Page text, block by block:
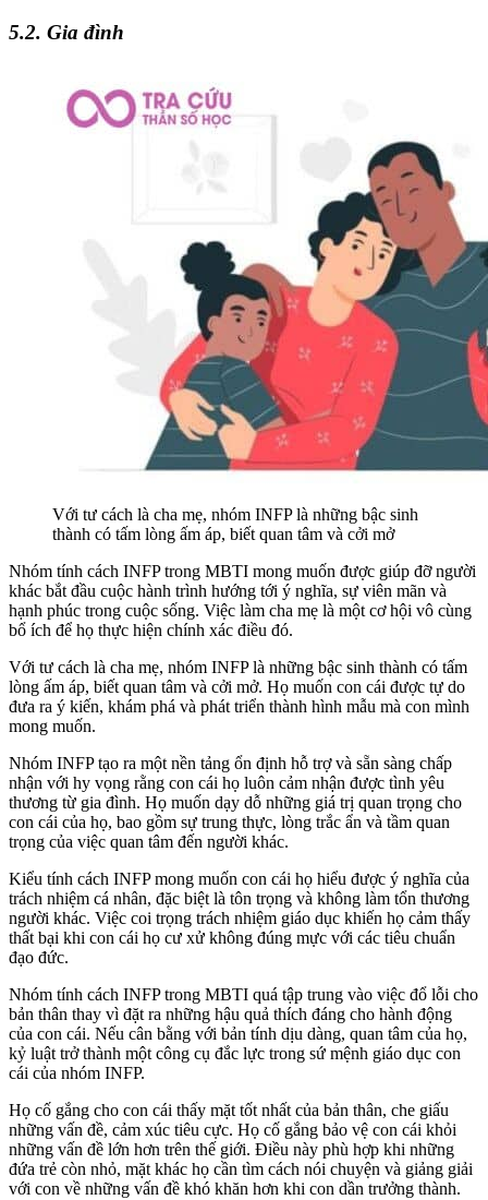
5.2. Gia đình
Với tư cách là cha mẹ, nhóm INFP là những bậc sinh
thành có tấm lòng ấm áp, biết quan tâm và cởi mở
Nhóm tính cách INFP trong MBTI mong muốn được giúp đỡ người
khác bắt đầu cuộc hành trình hướng tới ý nghĩa, sự viên mãn và
hạnh phúc trong cuộc sống. Việc làm cha mẹ là một cơ hội vô cùng
bổ ích để họ thực hiện chính xác điều đó.
Với tư cách là cha mẹ, nhóm INFP là những bậc sinh thành có tấm
lòng ấm áp, biết quan tâm và cởi mở. Họ muốn con cái được tự do
đưa ra ý kiến, khám phá và phát triển thành hình mẫu mà con mình
mong muốn.
Nhóm INFP tạo ra một nền tảng ổn định hỗ trợ và sẵn sàng chấp
nhận với hy vọng rằng con cái họ luôn cảm nhận được tình yêu
thương từ gia đình. Họ muốn dạy dỗ những giá trị quan trọng cho
con cái của họ, bao gồm sự trung thực, lòng trắc ẩn và tầm quan
trọng của việc quan tâm đến người khác.
Kiểu tính cách INFP mong muốn con cái họ hiểu được ý nghĩa của
trách nhiệm cá nhân, đặc biệt là tôn trọng và không làm tổn thương
người khác. Việc coi trọng trách nhiệm giáo dục khiến họ cảm thấy
thất bại khi con cái họ cư xử không đúng mực với các tiêu chuẩn
đạo đức.
Nhóm tính cách INFP trong MBTI quá tập trung vào việc đổ lỗi cho
bản thân thay vì đặt ra những hậu quả thích đáng cho hành động
của con cái. Nếu cân bằng với bản tính dịu dàng, quan tâm của họ,
kỷ luật trở thành một công cụ đắc lực trong sứ mệnh giáo dục con
cái của nhóm INFP.
Họ cố gắng cho con cái thấy mặt tốt nhất của bản thân, che giấu
những vấn đề, cảm xúc tiêu cực. Họ cố gắng bảo vệ con cái khỏi
những vấn đề lớn hơn trên thế giới. Điều này phù hợp khi những
đứa trẻ còn nhỏ, mặt khác họ cần tìm cách nói chuyện và giảng giải
với con về những vấn đề khó khăn hơn khi con dần trưởng thành.